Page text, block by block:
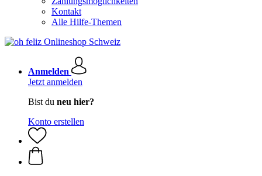
Kontakt
Alle Hilfe-Themen
Anmelden
Jetzt anmelden
Bist du neu hier?
Konto erstellen